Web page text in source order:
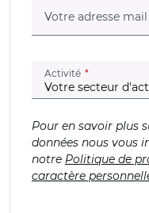
Votre adresse mail
Activité (champ
Pour en savoir plus
données nous vous
notre Politique de
caractère